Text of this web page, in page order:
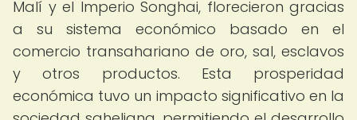
Malí y el Imperio Songhai, florecieron gracias
a su sistema económico basado en el
comercio transahariano de oro, sal, esclavos
y otros productos. Esta prosperidad
económica tuvo un impacto significativo en la